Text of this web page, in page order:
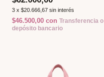
3 x $20.666,67 sin interés
$46.500,00 con Transferencia o
depósito bancario